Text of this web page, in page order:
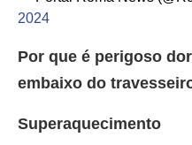
2024
Por que é perigoso
embaixo do
Superaquecimento